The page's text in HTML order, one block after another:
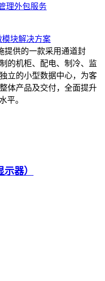
理外包服务
模块解决方案
提供的一款采用通道封
的机柜、配电、制冷、监
立的小型数据中心，为客
体产品及交付，全面提升
平。
器）